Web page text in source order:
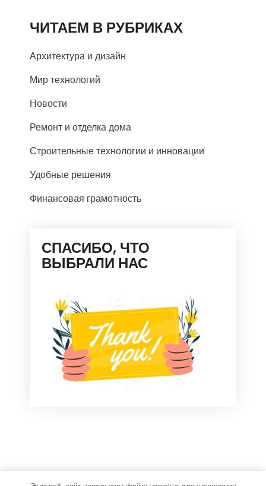
ЧИТАЕМ В РУБРИКАХ
Архитектура и дизайн
Мир технологий
Новости
Ремонт и отделка дома
Строительные технологии и инновации
Удобные решения
Финансовая грамотность
СПАСИБО, ЧТО
ВЫБРАЛИ НАС